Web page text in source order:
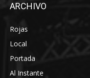
ARCHIVO
Rojas
Local
Portada
Al Instante